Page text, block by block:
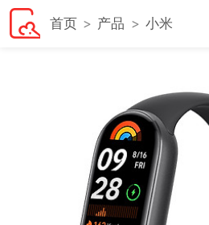
首页 产品 小米